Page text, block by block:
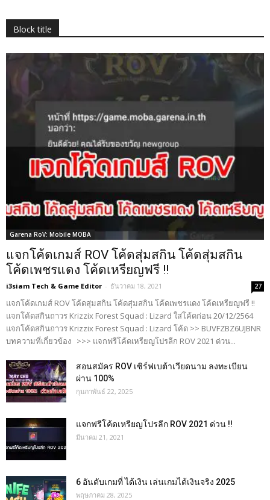
Block title
Garena RoV: Mobile MOBA
แจกโค้ดเกมส์ ROV โค้ดสุ่มสกิน โค้ดสุ่มสกิน
โค้ดเพชรแดง โค้ดเหรียญฟรี !!
i3siam Tech & Game Editor - ธันวาคม 18, 2021 27
แจกโค้ดเกมส์ ROV โค้ดสุ่มสกิน โค้ดสุ่มสกิน โค้ดเพชรแดง โค้ดเหรียญฟรี !!
แจกโค้ดสกินถาวร Krizzix Forest Squad : Lizard ใส่โค้ดก่อน 20/12/2564
แจกโค้ดสกินถาวร Krizzix Forest Squad : Lizard โค้ด >> BUVFZBZ6UJBNR
บทความที่เกี่ยวข้อง >>> แจกฟรีโค้ดเหรียญโปรลีก ROV 2021 ด่วน...
สอนสมัคร ROV เซิร์ฟเบต้าเวียดนาม ลงทะเบียน
ผ่าน 100%
กุมภาพันธ์ 22, 2025
แจกฟรีโค้ดเหรียญโปรลีก ROV 2021 ด่วน !!
มีนาคม 21, 2021
6 อันดับเกมที่ ได้เงิน เล่นเกมได้เงินจริง 2025
พฤษภาคม 28, 2025